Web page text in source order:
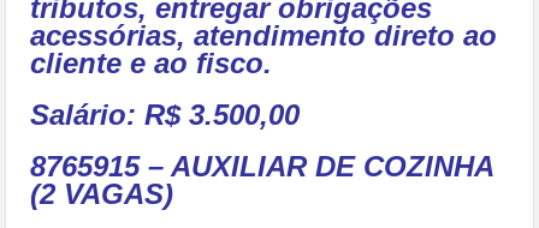
tributos, entregar obrigações
acessórias, atendimento direto ao
cliente e ao fisco.
Salário: R$ 3.500,00
8765915 – AUXILIAR DE COZINHA
(2 VAGAS)